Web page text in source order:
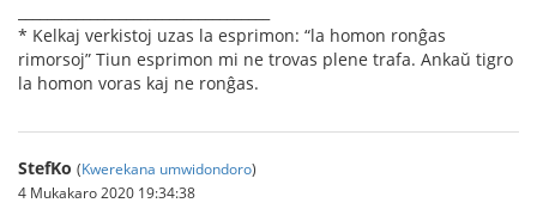
* Kelkaj verkistoj uzas la esprimon: “la homon ronĝas
rimorsoj” Tiun esprimon mi ne trovas plene trafa. Ankaŭ tigro
la homon voras kaj ne ronĝas.
StefKo (Kwerekana umwidondoro)
4 Mukakaro 2020 19:34:38